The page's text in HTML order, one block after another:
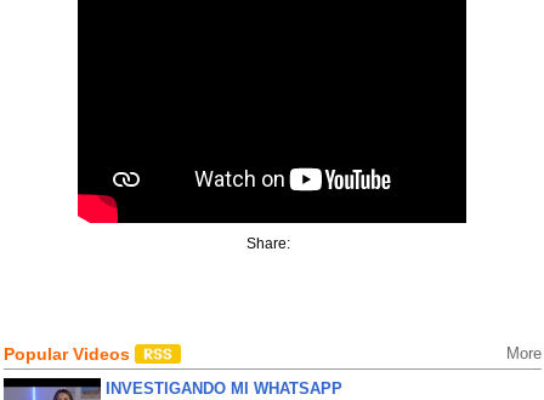
Share:
Popular Videos More
INVESTIGANDO MI WHATSAPP